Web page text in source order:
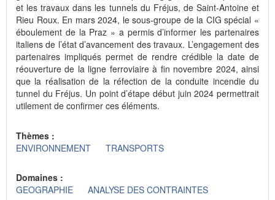
et les travaux dans les tunnels du Fréjus, de Saint-Antoine et
Rieu Roux. En mars 2024, le sous-groupe de la CIG spécial «
éboulement de la Praz » a permis d’informer les partenaires
italiens de l’état d’avancement des travaux. L’engagement des
partenaires impliqués permet de rendre crédible la date de
réouverture de la ligne ferroviaire à fin novembre 2024, ainsi
que la réalisation de la réfection de la conduite incendie du
tunnel du Fréjus. Un point d’étape début juin 2024 permettrait
utilement de confirmer ces éléments.
Thèmes :
ENVIRONNEMENT
TRANSPORTS
Domaines :
GEOGRAPHIE
ANALYSE DES CONTRAINTES